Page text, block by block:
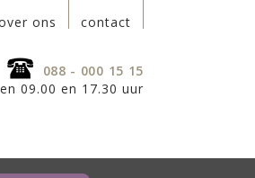
ons contact
088 - 000 15 15
09.00 en 17.30 uur